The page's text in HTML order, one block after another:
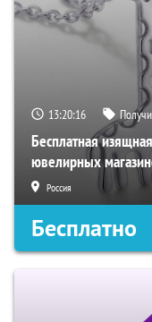
13:20:15
Бесплатная
ювелирных
Россия
Бесплатно